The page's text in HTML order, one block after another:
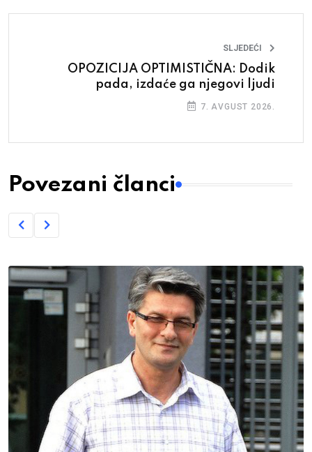
SLJEDEĆI
OPOZICIJA OPTIMISTIČNA: Dodik
pada, izdaće ga njegovi ljudi
7. AVGUST 2026.
Povezani članci